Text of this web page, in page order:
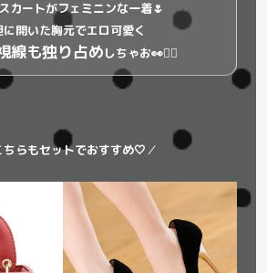
カートがフェミニンな一着🌷
に開いた胸元でエロ可愛く
線も独り占めしちゃお👀❤️‍🔥
ちらもセットでおすすめ🤍／